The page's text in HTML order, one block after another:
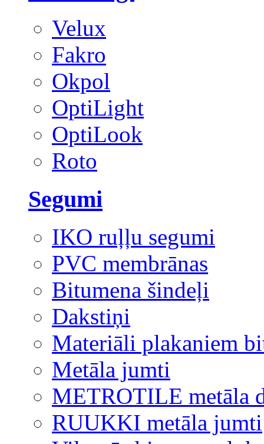
Velux
Fakro
Okpol
OptiLight
OptiLook
Roto
Segumi
IKO ruļļu segumi
PVC membrānas
Bitumena šindeļi
Dakstiņi
Materiāli plakaniem
Metāla jumti
METROTILE metāla
RUUKKI metāla jumti